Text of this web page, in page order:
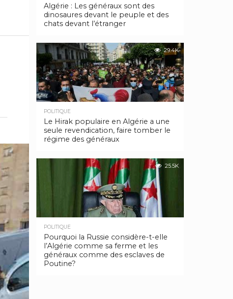
Algérie : Les généraux sont des
dinosaures devant le peuple et des
chats devant l’étranger
29.4K
POLITIQUE
Le Hirak populaire en Algérie a une
seule revendication, faire tomber le
régime des généraux
25.5K
POLITIQUE
Pourquoi la Russie considère-t-elle
l’Algérie comme sa ferme et les
généraux comme des esclaves de
Poutine?